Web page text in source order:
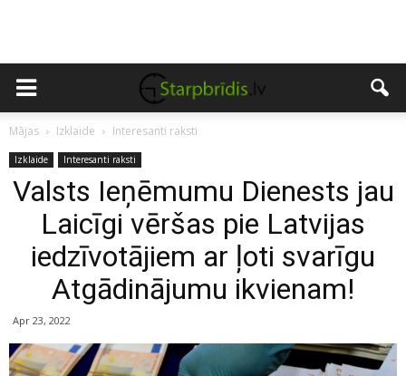
Mājas Izklaide Interesanti raksti
Izklaide Interesanti raksti
Valsts Ieņēmumu Dienests jau
Laicīgi vēršas pie Latvijas
iedzīvotājiem ar ļoti svarīgu
Atgādinājumu ikvienam!
Apr 23, 2022